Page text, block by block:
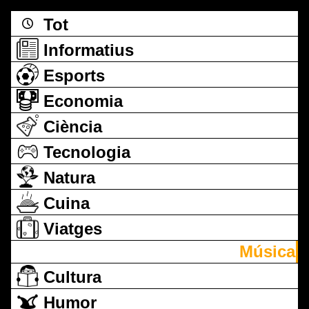
Tot
Informatius
Esports
Economia
Ciència
Tecnologia
Natura
Cuina
Viatges
Música
Cultura
Humor